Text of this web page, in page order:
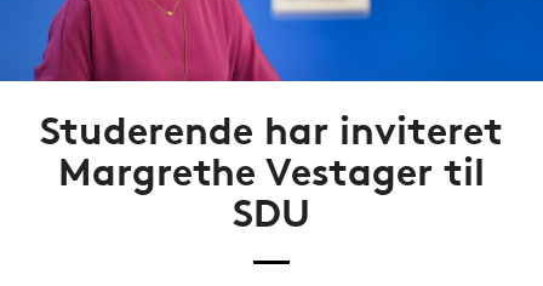
Studerende har inviteret
Margrethe Vestager til
SDU